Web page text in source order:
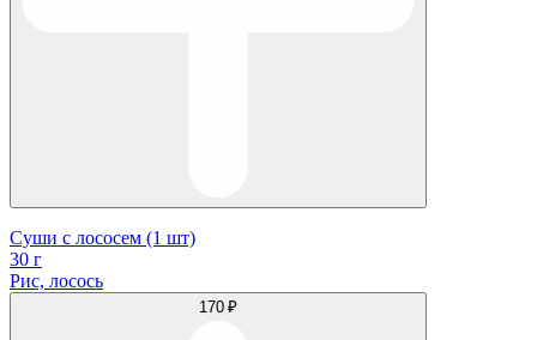
Суши с лососем (1 шт)
30 г
Рис, лосось
170 ₽